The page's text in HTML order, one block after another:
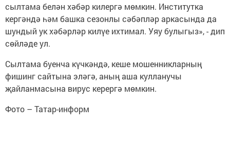
сылтама белән хәбәр килергә мөмкин. Институтка
кергәндә һәм башка сезонлы сәбәпләр аркасында да
шундый ук хәбәрләр килүе ихтимал. Уяу булыгыз», - дип
сөйләде ул.
Сылтама буенча күчкәндә, кеше мошенникларның
фишинг сайтына эләгә, аның аша кулланучы
җайланмасына вирус керергә мөмкин.
Фото – Татар-информ